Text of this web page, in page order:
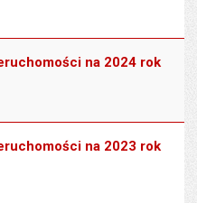
na 2024 rok
na 2023 rok